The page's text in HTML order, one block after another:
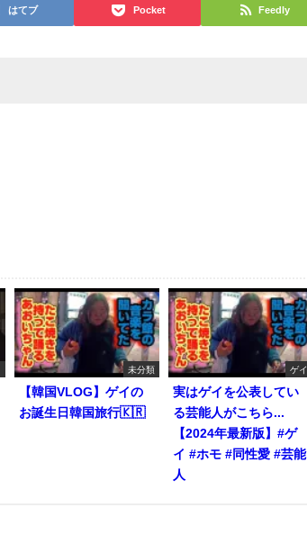
はてブ Pocket Feedly
未分類
【韓国VLOG】ゲイの
お誕生日韓国旅行🇰🇷
ゲイ
実はゲイを公表してい
る芸能人がこちら...
【2024年最新版】#ゲ
イ #ホモ #同性愛 #芸能
人